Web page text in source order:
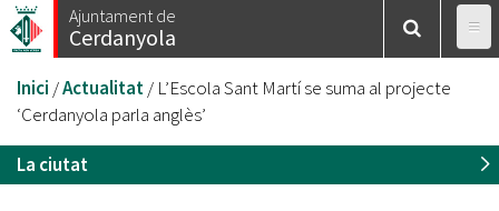
Vés
al
Ajuntament de
Cerdanyola
Esteu
aquí
Inici /Actualitat/ L’Escola Sant Martí se suma al projecte
‘Cerdanyola parla anglès’
La ciutat